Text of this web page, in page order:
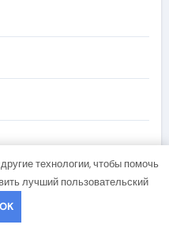
технологии, чтобы помочь
лучший пользовательский
OK